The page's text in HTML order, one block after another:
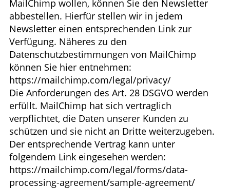
MailChimp wollen, können Sie den Newsletter
abbestellen. Hierfür stellen wir in jedem
Newsletter einen entsprechenden Link zur
Verfügung. Näheres zu den
Datenschutzbestimmungen von MailChimp
können Sie hier entnehmen:
https://mailchimp.com/legal/privacy/
Die Anforderungen des Art. 28 DSGVO werden
erfüllt. MailChimp hat sich vertraglich
verpflichtet, die Daten unserer Kunden zu
schützen und sie nicht an Dritte weiterzugeben.
Der entsprechende Vertrag kann unter
folgendem Link eingesehen werden:
https://mailchimp.com/legal/forms/data-
processing-agreement/sample-agreement/